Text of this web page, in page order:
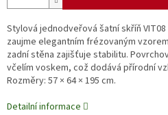
Stylová jednodveřová šatní skříň
zaujme elegantním frézovaným
zadní stěna zajišťuje stabilitu.
včelím voskem, což dodává přírodní
Rozměry: 57 × 64 × 195 cm.
Detailní informace